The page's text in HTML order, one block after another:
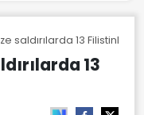
saldırılarda 13 Filistinli
13